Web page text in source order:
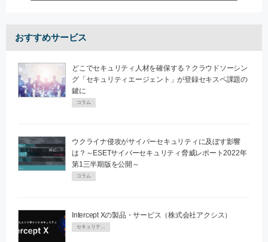
おすすめサービス
どこでセキュリティ人材を確保する？クラウドソーシン
グ「セキュリティエージェント」が登録セキスペ課題の
鍵に
コラム
ウクライナ侵攻がサイバーセキュリティに及ぼす影響
は？～ESETサイバーセキュリティ脅威レポート2022年
第1三半期版を公開～
コラム
Intercept Xの製品・サービス（株式会社アクシス）
セキュリティPR